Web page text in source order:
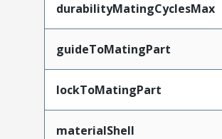
durabilityMatingCyclesMax
guideToMatingPart
lockToMatingPart
materialShell